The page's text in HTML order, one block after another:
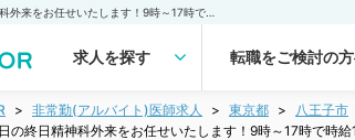
求人を探す 転職をご検討の
非常勤(アルバイト)医師求人 東京都
八王子市
の終日精神科外来をお任せいたします！9時～17時で時給